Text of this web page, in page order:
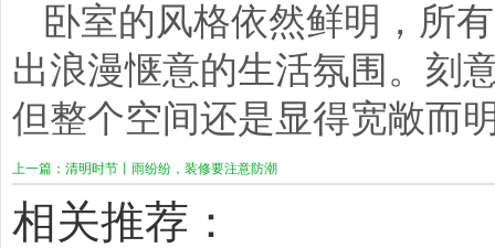
卧室的风格依然鲜明，所
出浪漫惬意的生活氛围。刻
但整个空间还是显得宽敞而
上一篇：清明时节丨雨纷纷，装修要注意防潮
相关推荐：